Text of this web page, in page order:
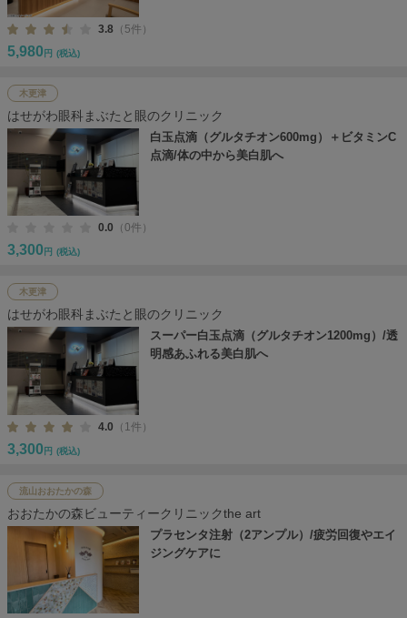
3.8 （5件）
5,980 円 (税込)
木更津
はせがわ眼科まぶたと眼のクリニック
白玉点滴（グルタチオン600mg）＋ビタミンC
点滴/体の中から美白肌へ
0.0 （0件）
3,300 円 (税込)
木更津
はせがわ眼科まぶたと眼のクリニック
スーパー白玉点滴（グルタチオン1200mg）/透
明感あふれる美白肌へ
4.0 （1件）
3,300 円 (税込)
流山おおたかの森
おおたかの森ビューティークリニックthe art
プラセンタ注射（2アンプル）/疲労回復やエイ
ジングケアに